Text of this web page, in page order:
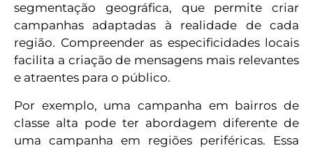
segmentação geográfica, que permite criar
campanhas adaptadas à realidade de cada
região. Compreender as especificidades locais
facilita a criação de mensagens mais relevantes
e atraentes para o público.
Por exemplo, uma campanha em bairros de
classe alta pode ter abordagem diferente de
uma campanha em regiões periféricas. Essa